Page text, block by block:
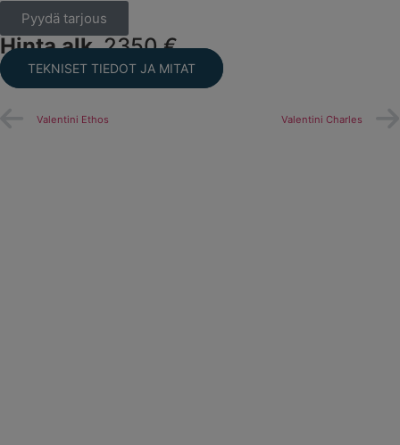
Pyydä tarjous
Hinta alk.2350 €
TEKNISET TIEDOT JA MITAT
Valentini Ethos Valentini Charles